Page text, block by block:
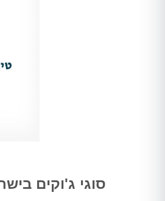
סוגי ג'וקים